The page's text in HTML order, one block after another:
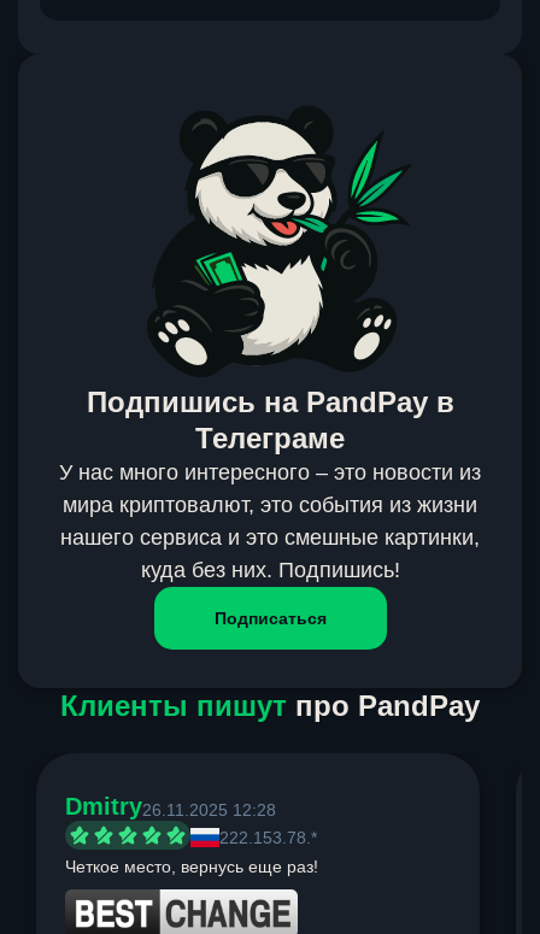
Подпишись на PandPay в
Телеграме
У нас много интересного – это новости из
мира криптовалют, это события из жизни
нашего сервиса и это смешные картинки,
куда без них. Подпишись!
Подписаться
Клиенты пишут про PandPay
Dmitry26.11.2025 12:28
222.153.78.*
Четкое место, вернусь еще раз!